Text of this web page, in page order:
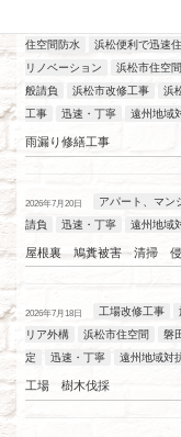
住空間防水
浜松便利で迅速
リノベーション
浜松市住空間
般請負
浜松市改修工事 浜
工事
迅速・丁寧 遠州地域
雨漏り修繕工事
2026年7月20日 アパート、マン
請負
迅速・丁寧 遠州地域
屋根裏 鳩糞被害 清掃 侵
2026年7月18日 工場改修工事
リア外構
浜松市住空間 磐
定
迅速・丁寧 遠州地域対
工場 樹木伐採